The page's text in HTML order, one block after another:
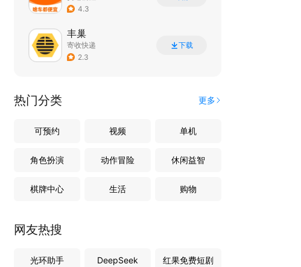
4.3
丰巢
寄收快递
2.3
下载
热门分类 更多
可预约 视频 单机
角色扮演 动作冒险 休闲益智
棋牌中心 生活 购物
网友热搜
光环助手 DeepSeek 红果免费短剧